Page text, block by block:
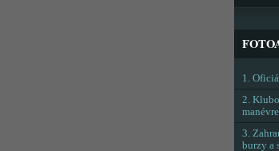
1.
2.
3.
burzy a